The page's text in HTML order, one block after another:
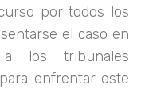
por todos los
el caso en
los tribunales
enfrentar este